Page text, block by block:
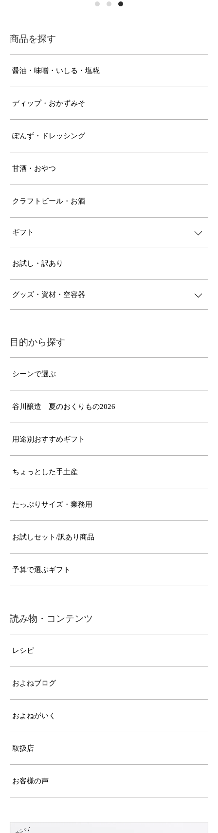
商品を探す
醤油・味噌・いしる・塩糀
ディップ・おかずみそ
ぽんず・ドレッシング
甘酒・おやつ
クラフトビール・お酒
ギフト
お試し・訳あり
グッズ・資材・空容器
目的から探す
シーンで選ぶ
谷川醸造 夏のおくりもの2026
用途別おすすめギフト
ちょっとした手土産
たっぷりサイズ・業務用
お試しセット/訳あり商品
予算で選ぶギフト
読み物・コンテンツ
レシピ
およねブログ
およねがいく
取扱店
お客様の声